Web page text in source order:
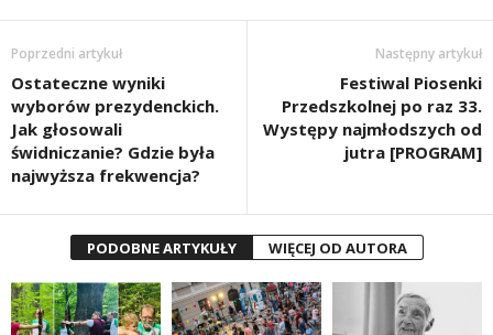
Poprzedni artykuł
Ostateczne wyniki
wyborów prezydenckich.
Jak głosowali
świdniczanie? Gdzie była
najwyższa frekwencja?
Następny artykuł
Festiwal Piosenki
Przedszkolnej po raz 33.
Występy najmłodszych od
jutra [PROGRAM]
PODOBNE ARTYKUŁY WIĘCEJ OD AUTORA